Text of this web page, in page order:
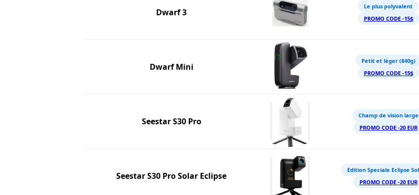
Dwarf 3
Le plus polyvalent
PROMO CODE -15$
Dwarf Mini
Petit et léger (840g)
PROMO CODE -15$
Seestar S30 Pro
Champ de vision large
PROMO CODE -20 EUR
Seestar S30 Pro Solar Eclipse
Edition Speciale Eclipse
PROMO CODE -20 EUR